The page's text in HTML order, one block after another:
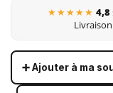
★★★★★ 4,8
➕ Ajouter à ma